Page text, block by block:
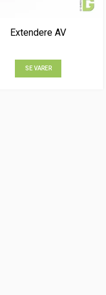
Extendere AV
SE VARER